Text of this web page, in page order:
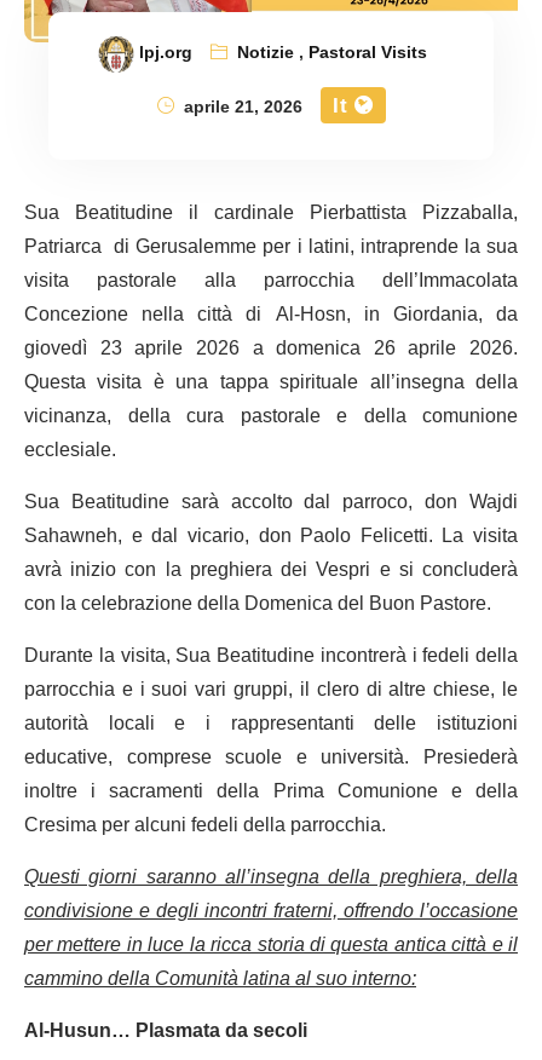
lpj.org Notizie, Pastoral Visits
aprile 21, 2026
It
Sua Beatitudine il cardinale Pierbattista Pizzaballa,
Patriarca di Gerusalemme per i latini, intraprende la sua
visita pastorale alla parrocchia dell’Immacolata
Concezione nella città di Al-Hosn, in Giordania, da
giovedì 23 aprile 2026 a domenica 26 aprile 2026.
Questa visita è una tappa spirituale all’insegna della
vicinanza, della cura pastorale e della comunione
ecclesiale.
Sua Beatitudine sarà accolto dal parroco, don Wajdi
Sahawneh, e dal vicario, don Paolo Felicetti. La visita
avrà inizio con la preghiera dei Vespri e si concluderà
con la celebrazione della Domenica del Buon Pastore.
Durante la visita, Sua Beatitudine incontrerà i fedeli della
parrocchia e i suoi vari gruppi, il clero di altre chiese, le
autorità locali e i rappresentanti delle istituzioni
educative, comprese scuole e università. Presiederà
inoltre i sacramenti della Prima Comunione e della
Cresima per alcuni fedeli della parrocchia.
Questi giorni saranno all’insegna della preghiera, della
condivisione e degli incontri fraterni, offrendo l’occasione
per mettere in luce la ricca storia di questa antica città e il
cammino della Comunità latina al suo interno:
Al-Husun… Plasmata da secoli